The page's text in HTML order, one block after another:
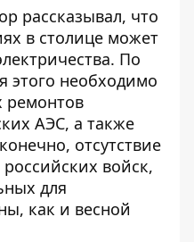
рассказывал, что
в столице может
. По
этого необходимо
ремонтов
АЭС, а также
отсутствие
войск,
для
как и весной